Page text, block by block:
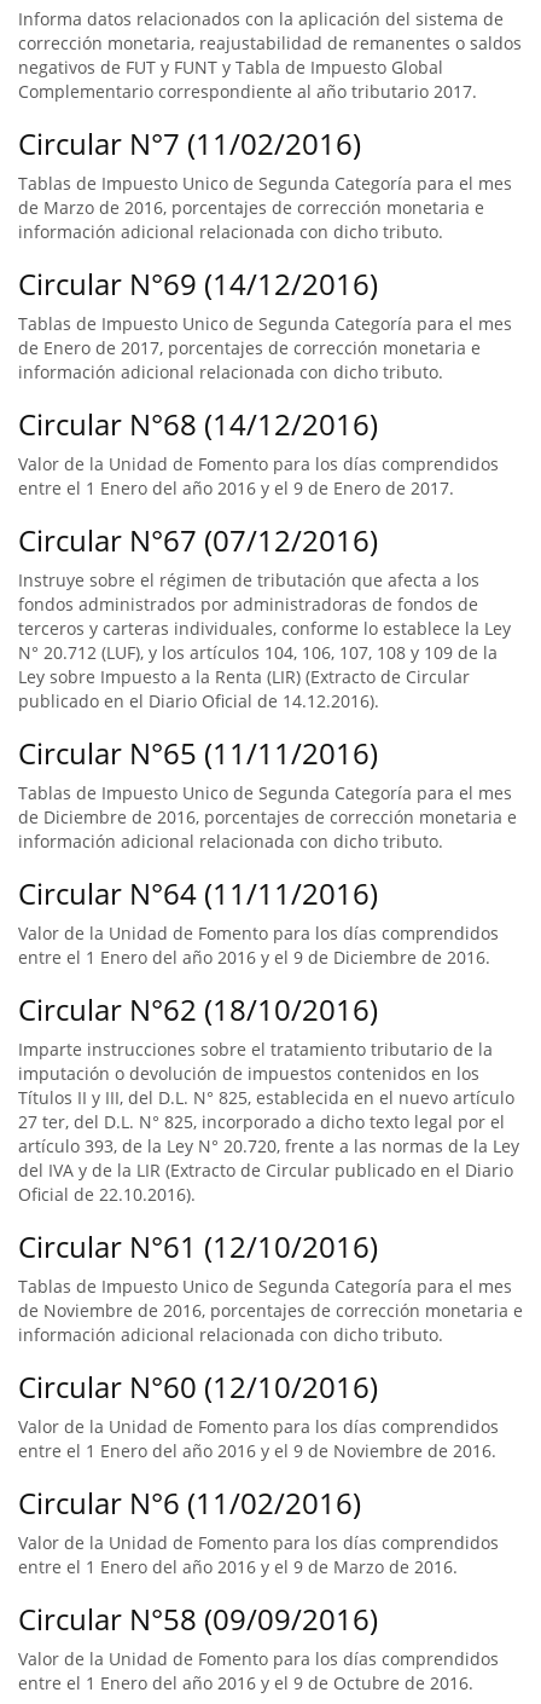
Informa datos relacionados con la aplicación del sistema de
corrección monetaria, reajustabilidad de remanentes o saldos
negativos de FUT y FUNT y Tabla de Impuesto Global
Complementario correspondiente al año tributario 2017.
Circular N°7 (11/02/2016)
Tablas de Impuesto Unico de Segunda Categoría para el mes
de Marzo de 2016, porcentajes de corrección monetaria e
información adicional relacionada con dicho tributo.
Circular N°69 (14/12/2016)
Tablas de Impuesto Unico de Segunda Categoría para el mes
de Enero de 2017, porcentajes de corrección monetaria e
información adicional relacionada con dicho tributo.
Circular N°68 (14/12/2016)
Valor de la Unidad de Fomento para los días comprendidos
entre el 1 Enero del año 2016 y el 9 de Enero de 2017.
Circular N°67 (07/12/2016)
Instruye sobre el régimen de tributación que afecta a los
fondos administrados por administradoras de fondos de
terceros y carteras individuales, conforme lo establece la Ley
N° 20.712 (LUF), y los artículos 104, 106, 107, 108 y 109 de la
Ley sobre Impuesto a la Renta (LIR) (Extracto de Circular
publicado en el Diario Oficial de 14.12.2016).
Circular N°65 (11/11/2016)
Tablas de Impuesto Unico de Segunda Categoría para el mes
de Diciembre de 2016, porcentajes de corrección monetaria e
información adicional relacionada con dicho tributo.
Circular N°64 (11/11/2016)
Valor de la Unidad de Fomento para los días comprendidos
entre el 1 Enero del año 2016 y el 9 de Diciembre de 2016.
Circular N°62 (18/10/2016)
Imparte instrucciones sobre el tratamiento tributario de la
imputación o devolución de impuestos contenidos en los
Títulos II y III, del D.L. N° 825, establecida en el nuevo artículo
27 ter, del D.L. N° 825, incorporado a dicho texto legal por el
artículo 393, de la Ley N° 20.720, frente a las normas de la Ley
del IVA y de la LIR (Extracto de Circular publicado en el Diario
Oficial de 22.10.2016).
Circular N°61 (12/10/2016)
Tablas de Impuesto Unico de Segunda Categoría para el mes
de Noviembre de 2016, porcentajes de corrección monetaria e
información adicional relacionada con dicho tributo.
Circular N°60 (12/10/2016)
Valor de la Unidad de Fomento para los días comprendidos
entre el 1 Enero del año 2016 y el 9 de Noviembre de 2016.
Circular N°6 (11/02/2016)
Valor de la Unidad de Fomento para los días comprendidos
entre el 1 Enero del año 2016 y el 9 de Marzo de 2016.
Circular N°58 (09/09/2016)
Valor de la Unidad de Fomento para los días comprendidos
entre el 1 Enero del año 2016 y el 9 de Octubre de 2016.